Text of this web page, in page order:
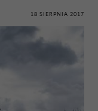
18 SIERPNIA 2017